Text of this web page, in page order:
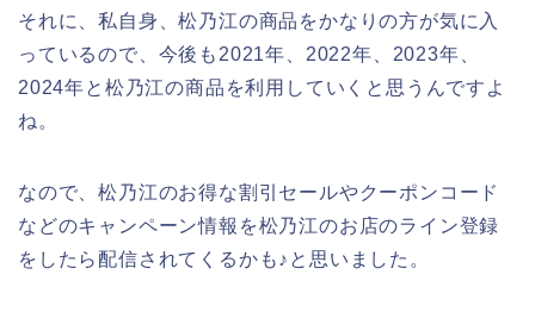
それに、私自身、松乃江の商品をかなりの方が気に入
っているので、今後も2021年、2022年、2023年、
2024年と松乃江の商品を利用していくと思うんですよ
ね。
なので、松乃江のお得な割引セールやクーポンコード
などのキャンペーン情報を松乃江のお店のライン登録
をしたら配信されてくるかも♪と思いました。